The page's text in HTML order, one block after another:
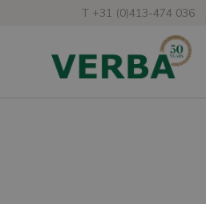
springen
T +31 (0)413-474 036